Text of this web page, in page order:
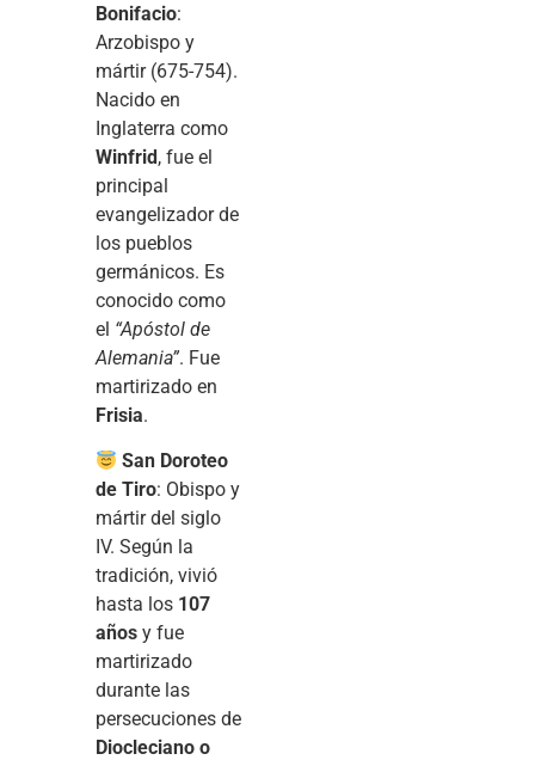
Bonifacio:
Arzobispo y
mártir (675-754).
Nacido en
Inglaterra como
Winfrid, fue el
principal
evangelizador de
los pueblos
germánicos. Es
conocido como
el “Apóstol de
Alemania”. Fue
martirizado en
Frisia.
San Doroteo
de Tiro: Obispo y
mártir del siglo
IV. Según la
tradición, vivió
hasta los 107
años y fue
martirizado
durante las
persecuciones de
Diocleciano o